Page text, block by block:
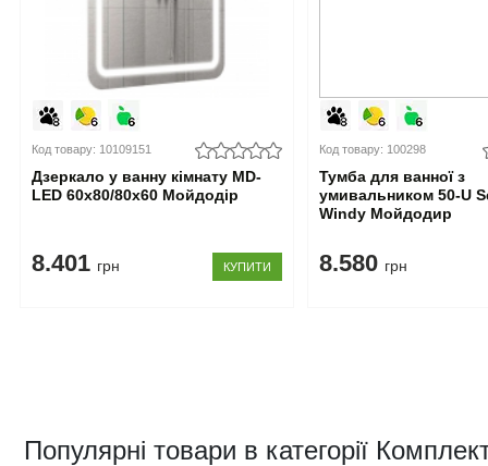
Код товару: 10109151
Дзеркало у ванну кімнату MD-
LED 60x80/80x60 Мойдодір
8.401 грн КУПИТИ
Код товару: 100298
Тумба для ванної з
умивальником 50-U
Windy Мойдодир
8.580 грн
Популярні товари в категорії